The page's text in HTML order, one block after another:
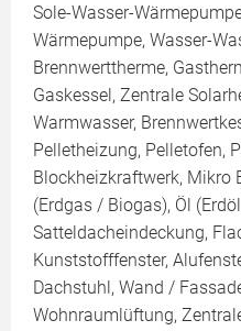
Sole-Wasser-
Wärmepumpe, Wasser-
Brennwerttherme,
Gaskessel, Zentrale
Warmwasser,
Pelletheizung, Pelletofen,
Blockheizkraftwerk, Mikro
(Erdgas / Biogas), Öl
Satteldacheindeckung,
Kunststofffenster,
Dachstuhl, Wand /
Wohnraumlüftung,